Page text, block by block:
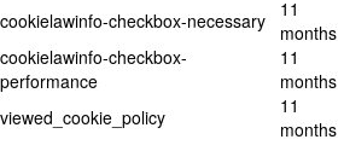
cookielawinfo-checkbox-necessary
11
months
cookielawinfo-checkbox-
performance
11
months
viewed_cookie_policy
11
months